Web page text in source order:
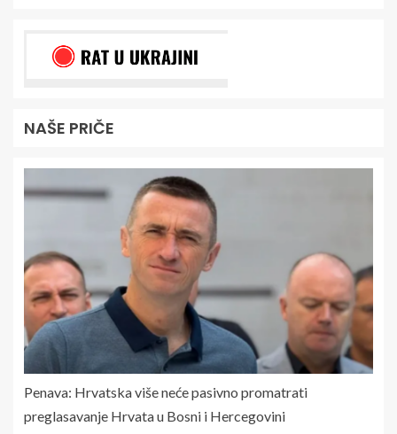
NAŠE PRIČE
Penava: Hrvatska više neće pasivno promatrati
preglasavanje Hrvata u Bosni i Hercegovini